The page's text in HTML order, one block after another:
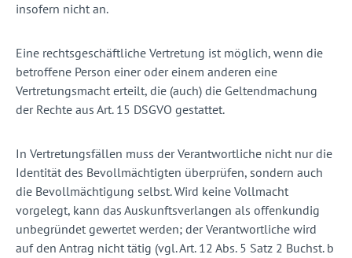
insofern nicht an.
Eine rechtsgeschäftliche Vertretung ist möglich, wenn die
betroffene Person einer oder einem anderen eine
Vertretungsmacht erteilt, die (auch) die Geltendmachung
der Rechte aus Art. 15 DSGVO gestattet.
In Vertretungsfällen muss der Verantwortliche nicht nur die
Identität des Bevollmächtigten überprüfen, sondern auch
die Bevollmächtigung selbst. Wird keine Vollmacht
vorgelegt, kann das Auskunftsverlangen als offenkundig
unbegründet gewertet werden; der Verantwortliche wird
auf den Antrag nicht tätig (vgl. Art. 12 Abs. 5 Satz 2 Buchst. b